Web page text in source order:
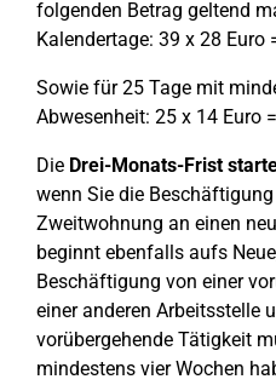
folgenden Betrag geltend
Kalendertage: 39 x 28 Euro
Sowie für 25 Tage mit
Abwesenheit: 25 x 14 Euro
Die Drei-Monats-Frist
wenn Sie die
Zweitwohnung an einen
beginnt ebenfalls aufs
Beschäftigung von einer
einer anderen Arbeitsstelle
vorübergehende Tätigkeit
mindestens vier Wochen